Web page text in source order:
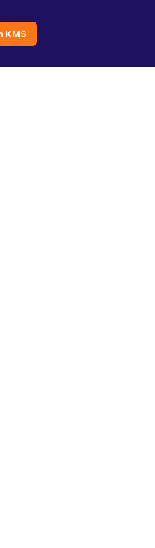
KMS